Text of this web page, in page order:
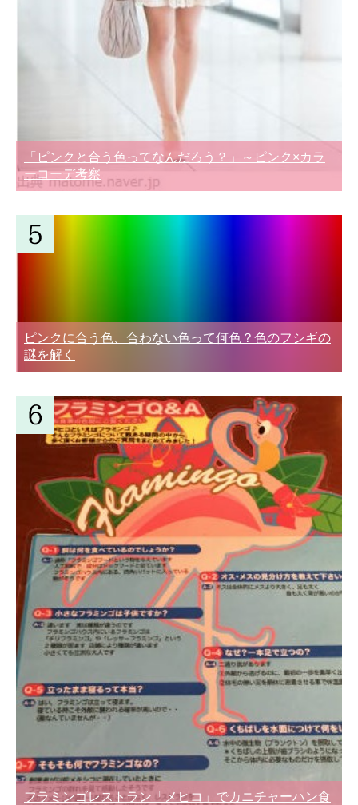
「ピンクと合う色ってなんだろう？」～ピンク×カラ
ーコーデ考察
ピンクに合う色、合わない色って何色？色のフシギの
謎を解く
フラミンゴレストラン「メヒコ」でカニチャーハン食